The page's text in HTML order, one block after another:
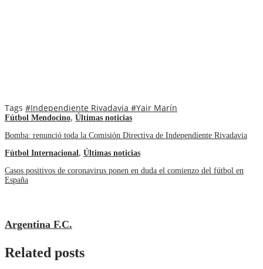
Tags #Independiente Rivadavia #Yair Marín
Fútbol Mendocino, Últimas noticias
Bomba: renunció toda la Comisión Directiva de Independiente Rivadavia
Fútbol Internacional , Últimas noticias
Casos positivos de coronavirus ponen en duda el comienzo del fútbol en
España
Argentina F.C.
Related posts